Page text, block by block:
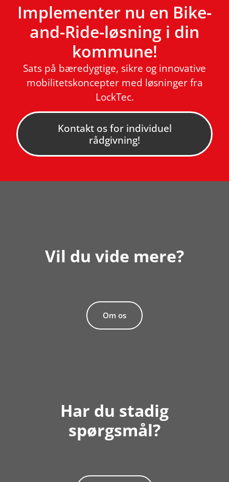
Implementer nu en Bike-
and-Ride-løsning i din
kommune!
Sats på bæredygtige, sikre og innovative
mobilitetskoncepter med løsninger fra
LockTec.
Kontakt os for individuel
rådgivning!
Vil du vide mere?
Om os
Har du stadig
spørgsmål?